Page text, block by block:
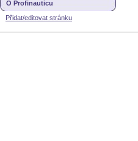
O Profinauticu
Přidat/editovat stránku